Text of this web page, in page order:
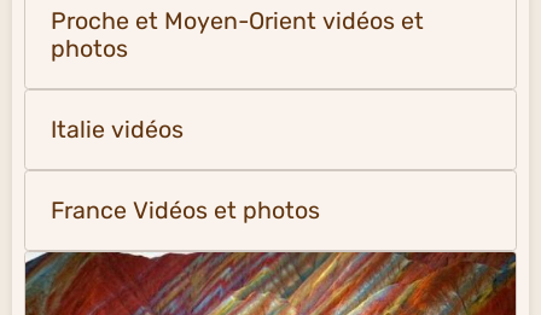
Proche et Moyen-Orient vidéos et
photos
Italie vidéos
France Vidéos et photos